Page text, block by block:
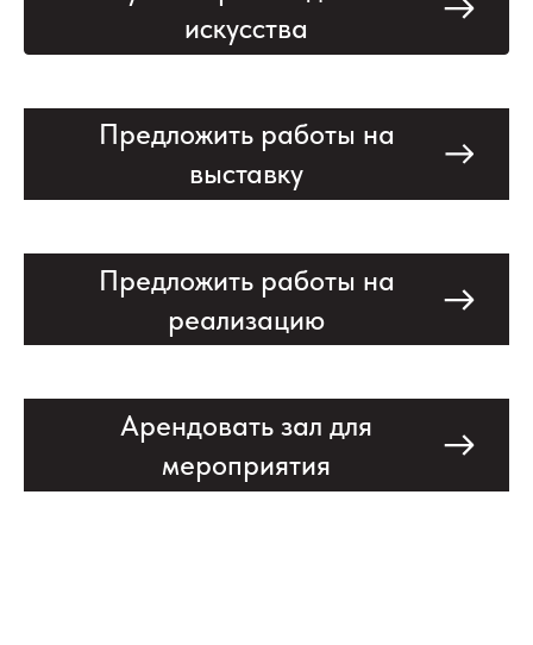
искусства
Предложить работы на
выставку
Предложить работы на
реализацию
Арендовать зал для
мероприятия